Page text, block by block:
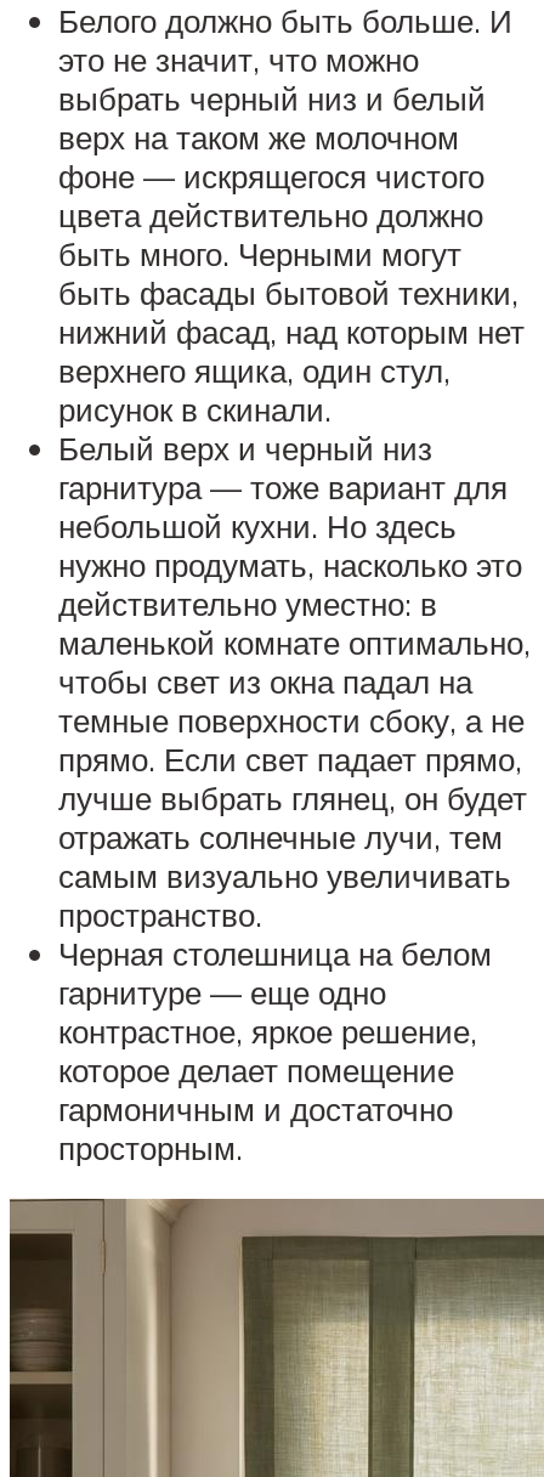
Белого должно быть больше. И
это не значит, что можно
выбрать черный низ и белый
верх на таком же молочном
фоне — искрящегося чистого
цвета действительно должно
быть много. Черными могут
быть фасады бытовой техники,
нижний фасад, над которым нет
верхнего ящика, один стул,
рисунок в скинали.
Белый верх и черный низ
гарнитура — тоже вариант для
небольшой кухни. Но здесь
нужно продумать, насколько это
действительно уместно: в
маленькой комнате оптимально,
чтобы свет из окна падал на
темные поверхности сбоку, а не
прямо. Если свет падает прямо,
лучше выбрать глянец, он будет
отражать солнечные лучи, тем
самым визуально увеличивать
пространство.
Черная столешница на белом
гарнитуре — еще одно
контрастное, яркое решение,
которое делает помещение
гармоничным и достаточно
просторным.